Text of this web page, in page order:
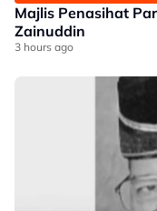
Majlis Penasihat
Zainuddin
3 hours ago